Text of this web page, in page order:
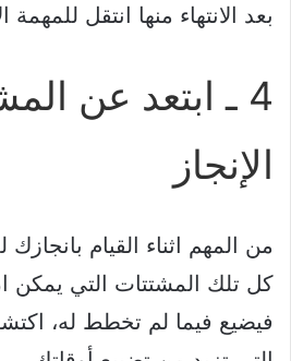
بعد الانتهاء منها انتقل
4 ـ ابتعد عن
الإنجاز
من المهم اثناء القيام
كل تلك المشتتات التي
فيضيع فيما لم تخطط له،